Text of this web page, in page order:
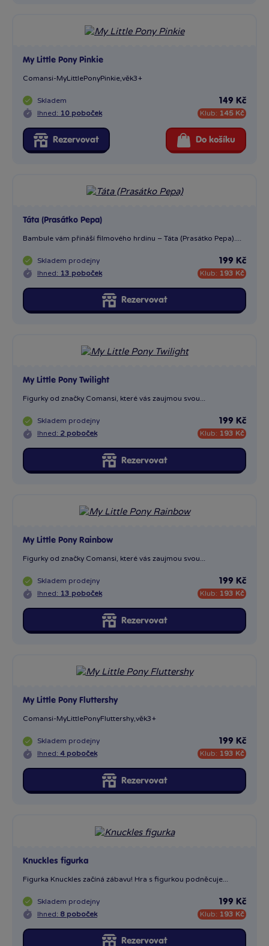
My Little Pony Pinkie
Comansi-MyLittlePonyPin­kie,věk3+
Skladem
Ihned: 10 poboček
149 Kč
Klub: 145 Kč
Rezervovat Do košíku
Táta (Prasátko Pepa)
Bambule vám přináší filmového hrdinu – Táta (Prasátko Pepa)....
Skladem prodejny
Ihned: 13 poboček
199 Kč
Klub: 193 Kč
Rezervovat
My Little Pony Twilight
Figurky od značky Comansi, které vás zaujmou svou...
Skladem prodejny
Ihned: 2 poboček
199 Kč
Klub: 193 Kč
Rezervovat
My Little Pony Rainbow
Figurky od značky Comansi, které vás zaujmou svou...
Skladem prodejny
Ihned: 13 poboček
199 Kč
Klub: 193 Kč
Rezervovat
My Little Pony Fluttershy
Comansi-MyLittlePonyFlut­tershy,věk3+
Skladem prodejny
Ihned: 4 poboček
199 Kč
Klub: 193 Kč
Rezervovat
Knuckles figurka
Figurka Knuckles začíná zábavu! Hra s figurkou podněcuje...
Skladem prodejny
Ihned: 8 poboček
199 Kč
Klub: 193 Kč
Rezervovat